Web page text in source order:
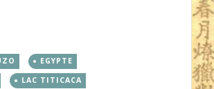
EGYPTE
LAC TITICACA